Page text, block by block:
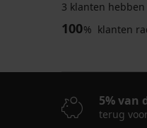
PREMIUM
Bralette
Shiny
13,49
Beha
Lara
bralette
3 klanten
100% klanten
5% van
terug